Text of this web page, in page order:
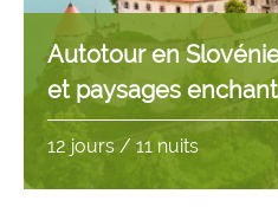
Autotour en
et paysages
12 jours / 11 nuits